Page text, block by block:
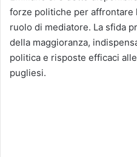
forze politiche per affrontare
ruolo di mediatore. La sfida
della maggioranza,
politica e risposte efficaci
pugliesi.